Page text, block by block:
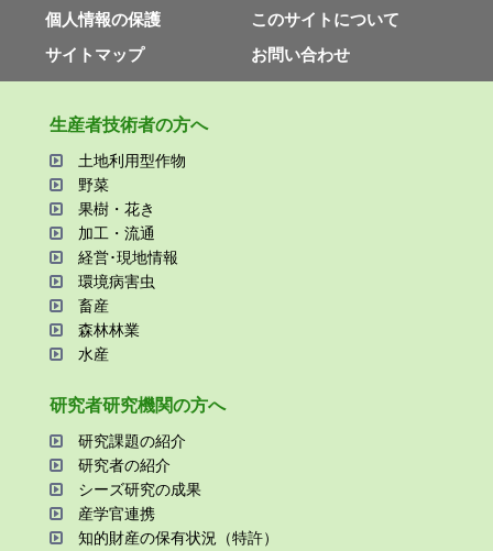
個⼈情報の保護
このサイトについて
サイトマップ
お問い合わせ
⽣産者技術者の⽅へ
⼟地利⽤型作物
野菜
果樹・花き
加⼯・流通
経営･現地情報
環境病害⾍
畜産
森林林業
⽔産
研究者研究機関の⽅へ
研究課題の紹介
研究者の紹介
シーズ研究の成果
産学官連携
知的財産の保有状況（特許）